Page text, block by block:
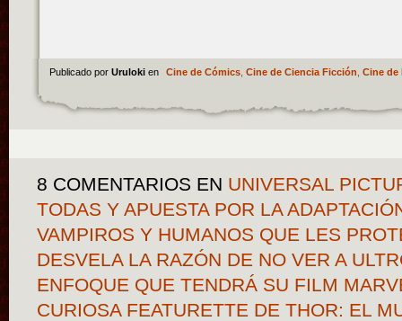
Publicado por Uruloki en Cine de Cómics, Cine de Ciencia Ficción Cine de
8 COMENTARIOS EN UNIVERSAL
TODAS Y APUESTA POR LA
VAMPIROS Y HUMANOS QUE LES
DESVELA LA RAZÓN DE NO VER A
ENFOQUE QUE TENDRÁ SU FILM
CURIOSA FEATURETTE DE THOR: EL